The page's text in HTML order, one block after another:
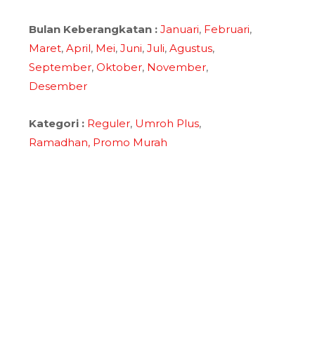
Bulan Keberangkatan : Januari, Februari,
Maret, April, Mei, Juni, Juli, Agustus,
September, Oktober, November,
Desember
Kategori : Reguler, Umroh Plus,
Ramadhan, Promo Murah